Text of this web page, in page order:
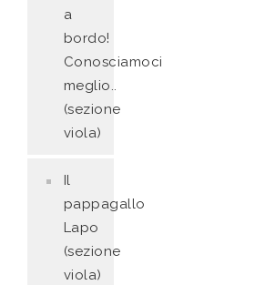
a
bordo!
Conosciamoci
meglio..
(sezione
viola)
Il
pappagallo
Lapo
(sezione
viola)